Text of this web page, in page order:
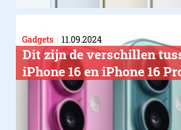
Gadgets 11.09.2024
Dit zijn de verschillen
iPhone 16 en iPhone 16